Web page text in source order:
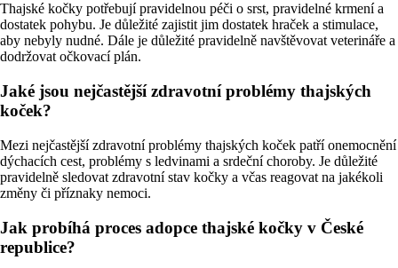
Thajské kočky potřebují pravidelnou péči o srst, pravidelné krmení a
dostatek pohybu. Je důležité zajistit jim dostatek hraček a stimulace,
aby nebyly nudné. Dále je důležité pravidelně navštěvovat veterináře a
dodržovat očkovací plán.
Jaké jsou nejčastější zdravotní problémy thajských
koček?
Mezi nejčastější zdravotní problémy thajských koček patří onemocnění
dýchacích cest, problémy s ledvinami a srdeční choroby. Je důležité
pravidelně sledovat zdravotní stav kočky a včas reagovat na jakékoli
změny či příznaky nemoci.
Jak probíhá proces adopce thajské kočky v České
republice?